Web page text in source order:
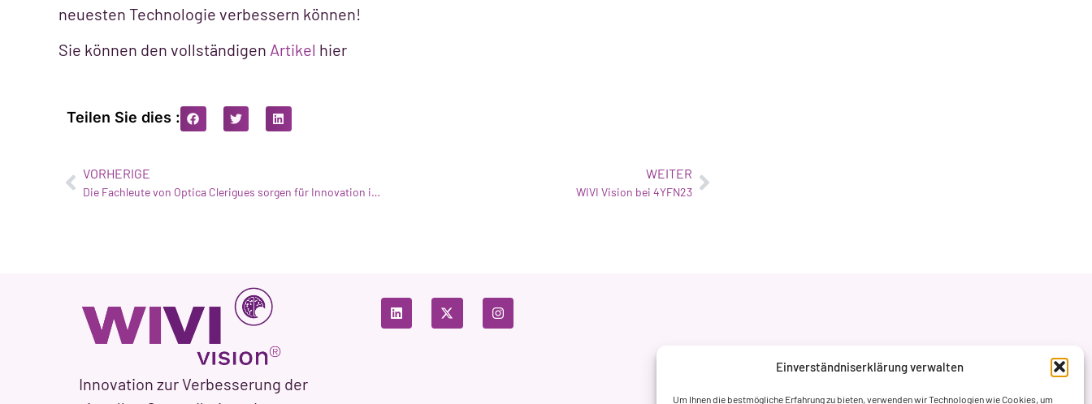
Einverständniserklärung verwalten
Um Ihnen die bestmögliche Erfahrung zu bieten, verwenden wir Technologien wie Cookies, um
neuesten Technologie verbessern können!
Sie können den vollständigen Artikel hier
Teilen Sie dies :
VORHERIGE
Die Fachleute von Optica Clerigues sorgen für Innovation im Bereich der visuellen Gesundheit
WEITER
WIVI Vision bei 4YFN23
Innovation zur Verbesserung der